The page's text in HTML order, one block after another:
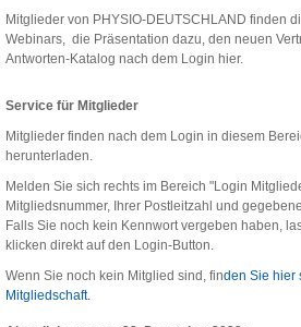
Mitglieder von PHYSIO-DEUTSCHLAND finden
Webinars, die Präsentation dazu, den neuen
Antworten-Katalog nach dem Login hier.
Service für Mitglieder
Mitglieder finden nach dem Login in diesem
herunterladen.
Melden Sie sich rechts im Bereich "Login
Mitgliedsnummer, Ihrer Postleitzahl und
Falls Sie noch kein Kennwort vergeben haben,
klicken direkt auf den Login-Button.
Wenn Sie noch kein Mitglied sind, finden Sie hier
Mitgliedschaft.